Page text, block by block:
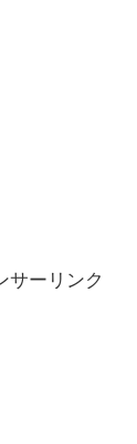
サーリンク